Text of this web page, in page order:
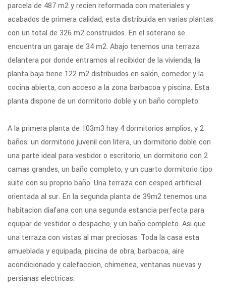
parcela de 487 m2 y recien reformada con materiales y
acabados de primera calidad, esta distribuida en varias plantas
con un total de 326 m2 construidos. En el soterano se
encuentra un garaje de 34 m2. Abajo tenemos una terraza
delantera por donde entramos al recibidor de la vivienda, la
planta baja tiene 122 m2 distribuidos en salón, comedor y la
cocina abierta, con acceso a la zona barbacoa y piscina. Esta
planta dispone de un dormitorio doble y un baño completo.
A la primera planta de 103m3 hay 4 dormitorios amplios, y 2
baños: un dormitorio juvenil con litera, un dormitorio doble con
una parte ideal para vestidor o escritorio, un dormitorio con 2
camas grandes, un baño completo, y un cuarto dormitorio tipo
suite con su proprio baño. Una terraza con cesped artificial
orientada al sur. En la segunda planta de 39m2 tenemos una
habitacion diafana con una segunda estancia perfecta para
equipar de vestidor o despacho, y un baño completo. Asi que
una terraza con vistas al mar preciosas. Toda la casa esta
amueblada y equipada, piscina de obra, barbacoa, aire
acondicionado y calefaccion, chimenea, ventanas nuevas y
persianas electricas.